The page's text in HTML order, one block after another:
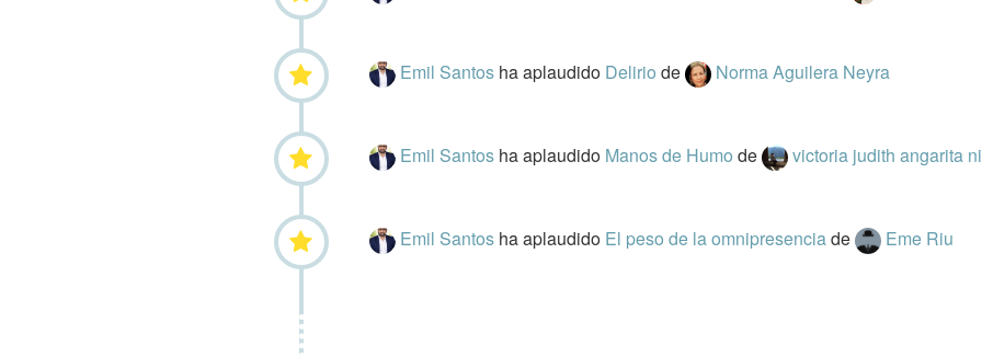
Emil Santos ha aplaudido Delirio de Norma Aguilera Neyra
Emil Santos ha aplaudido Manos de Humo de victoria judith angarita
Emil Santos ha aplaudido El peso de la omnipresenciade Eme Riu